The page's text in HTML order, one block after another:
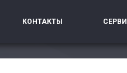
КОНТАКТЫ